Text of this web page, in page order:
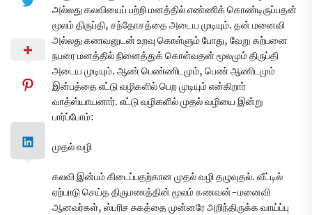
அல்லது கலவியைப் பற்றி மனத்தில் எண்ணிக் கொண்டிருப்பதன்
மூலம் திருப்தி, சந்தோசத்தை அடைய முடியும். தன் மனைவி
அல்லது கணவனுடன் உறவு கொள்ளும் போது, வேறு கற்பனை
நபரை மனத்தில் நினைத்துக் கொள்வதன் மூலமும் திருப்தி
அடைய முடியும். ஆண் பெண்ணிடமும், பெண் ஆணிடமும்
இன்பத்தை எட்டு வழிகளில் பெற முடியும் என்கிறார்
வாத்ஸ்யாயனார். எட்டு வழிகளில் முதல் வழியை இன்று
பார்ப்போம்:
முதல் வழி
கலவி இன்பம் கிடைப்பதற்கான முதல் வழி தழுவுதல். வீட்டில்
ஏற்பாடு செய்த திருமணத்தின் மூலம் கணவன்-மனைவி
ஆனவர்கள், ஸ்பரிச சுகத்தை முன்னரே அறிந்திருக்க வாய்ப்பு